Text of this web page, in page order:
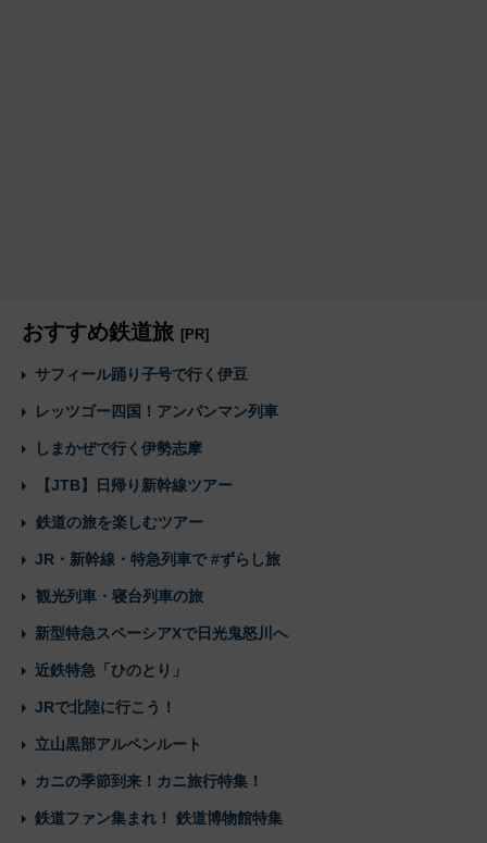
おすすめ鉄道旅 [PR]
サフィール踊り子号で行く伊豆
レッツゴー四国！アンパンマン列車
しまかぜで行く伊勢志摩
【JTB】日帰り新幹線ツアー
鉄道の旅を楽しむツアー
JR・新幹線・特急列車で #ずらし旅
観光列車・寝台列車の旅
新型特急スペーシアXで日光鬼怒川へ
近鉄特急「ひのとり」
JRで北陸に行こう！
立山黒部アルペンルート
カニの季節到来！カニ旅行特集！
鉄道ファン集まれ！ 鉄道博物館特集